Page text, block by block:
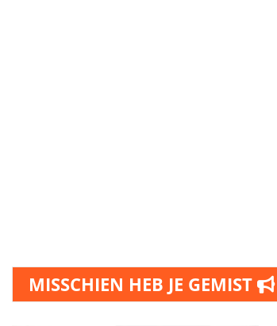
MISSCHIEN HEB JE GEMIST